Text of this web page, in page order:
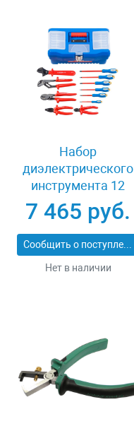
Набор
диэлектрического
инструмента 12
предметов Зубр
ПРОФИ ЭЛЕКТРИК
2214-H12_z01
7 465 руб.
Сообщить о поступлении
Нет в наличии